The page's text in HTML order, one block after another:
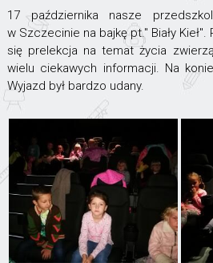
17 października nasze
w Szczecinie na bajkę pt." Biały
się prelekcja na temat życia
wielu ciekawych informacji. Na
Wyjazd był bardzo udany.